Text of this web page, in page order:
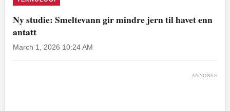
Ny studie: Smeltevann gir mindre jern til havet enn
antatt
March 1, 2026 10:24 AM
ANNONSE